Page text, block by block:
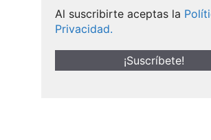
Al suscribirte aceptas la
Privacidad.